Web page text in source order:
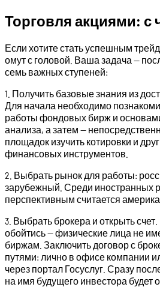
Торговля акциями: с
Если хотите стать успешным
омут с головой. Ваша задача —
семь важных ступеней:
1. Получить базовые знания из
Для начала необходимо
работы фондовых бирж и
анализа, а затем —
площадок изучить котировки и
финансовых инструментов.
2. Выбрать рынок для работы:
зарубежный. Среди иностранных
перспективным считается
3. Выбрать брокера и открыть
обойтись — физические лица не
биржам. Заключить договор с
путями: лично в офисе компании
через портал Госуслуг. Сразу
на имя будущего инвестора будет